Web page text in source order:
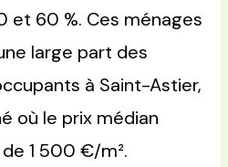
et 60 %. Ces ménages
large part des
à Saint-Astier,
où le prix médian
1 500 €/m².